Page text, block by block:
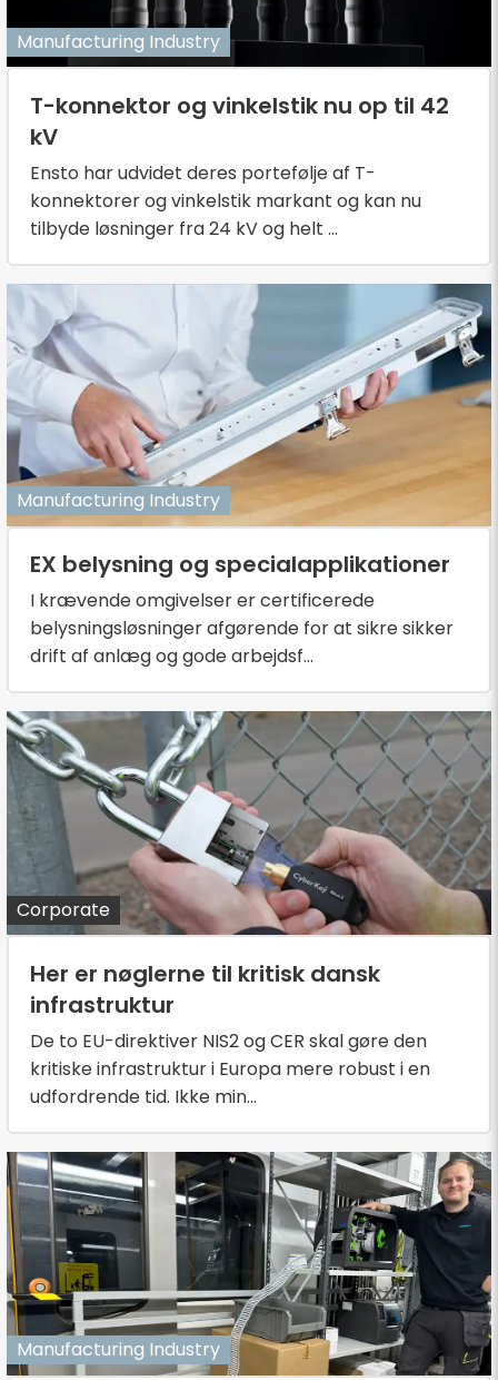
Manufacturing Industry
T-konnektor og vinkelstik nu op til 42
kV
Ensto har udvidet deres portefølje af T-
konnektorer og vinkelstik markant og kan nu
tilbyde løsninger fra 24 kV og helt ...
Manufacturing Industry
EX belysning og specialapplikationer
I krævende omgivelser er certificerede
belysningsløsninger afgørende for at sikre sikker
drift af anlæg og gode arbejdsf...
Corporate
Her er nøglerne til kritisk dansk
infrastruktur
De to EU-direktiver NIS2 og CER skal gøre den
kritiske infrastruktur i Europa mere robust i en
udfordrende tid. Ikke min...
Manufacturing Industry